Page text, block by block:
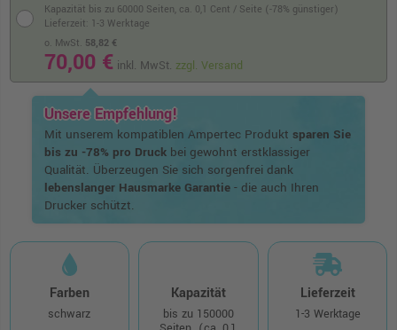
Kapazität bis zu 60000 Seiten, ca. 0,1 Cent / Seite (-78% günstiger)
o. MwSt. 58,82 €
70,00 € inkl. MwSt. zzgl. Versand
Lieferzeit: 1-3 Werktage
Unsere Empfehlung!
Mit unserem kompatiblen Ampertec Produkt sparen Sie
bis zu -78% pro Druckbei gewohnt erstklassiger
Qualität. Überzeugen Sie sich sorgenfrei dank
lebenslanger Hausmarke Garantie- die auch Ihren
Drucker schützt.
Farben
schwarz
Kapazität
bis zu 150000
Lieferzeit
1-3 Werktage